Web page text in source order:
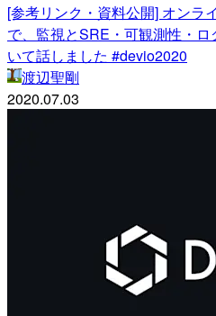
[参考リンク・資料公開] オンラ
で、監視とSRE・可観測性・
いて話しました #devio2020
渡辺聖剛
2020.07.03